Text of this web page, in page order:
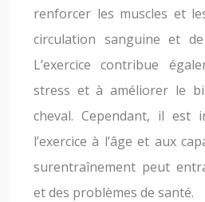
renforcer les muscles et
circulation sanguine et
L’exercice contribue
stress et à améliorer le
cheval. Cependant, il est
l’exercice à l’âge et aux
surentraînement peut
et des problèmes de santé.